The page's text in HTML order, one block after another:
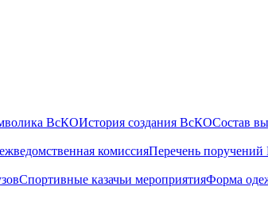
ВсКОИстория создания ВсКОСостав
комиссияПеречень
Спортивные казачьи мероприятияФорма